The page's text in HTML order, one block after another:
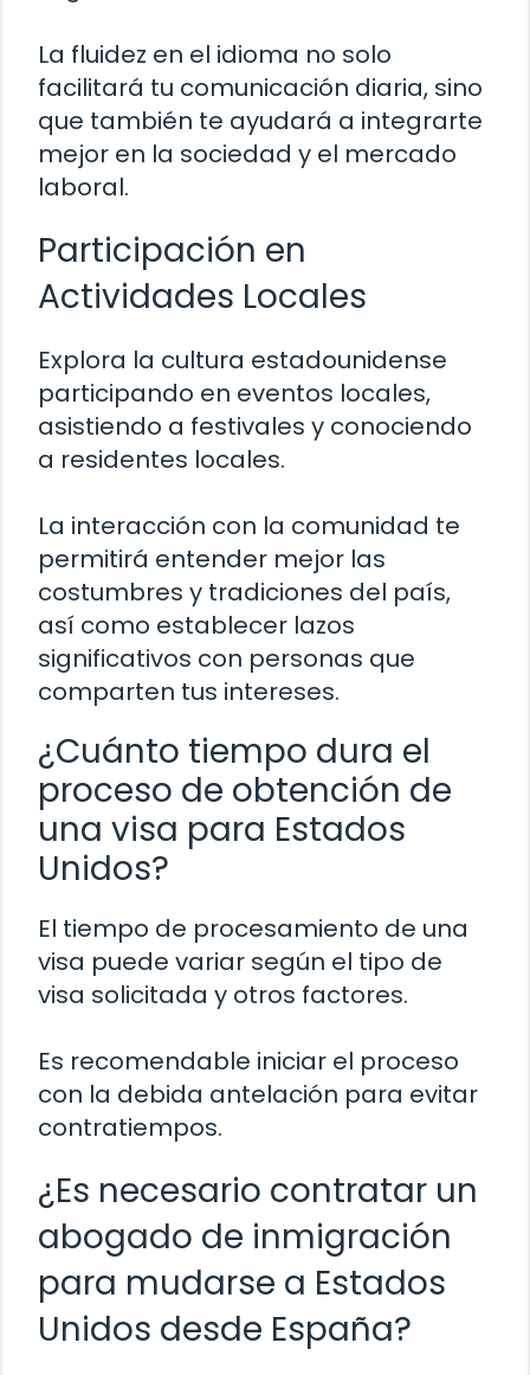
La fluidez en el idioma no solo
facilitará tu comunicación diaria, sino
que también te ayudará a integrarte
mejor en la sociedad y el mercado
laboral.
Participación en
Actividades Locales
Explora la cultura estadounidense
participando en eventos locales,
asistiendo a festivales y conociendo
a residentes locales.
La interacción con la comunidad te
permitirá entender mejor las
costumbres y tradiciones del país,
así como establecer lazos
significativos con personas que
comparten tus intereses.
¿Cuánto tiempo dura el
proceso de obtención de
una visa para Estados
Unidos?
El tiempo de procesamiento de una
visa puede variar según el tipo de
visa solicitada y otros factores.
Es recomendable iniciar el proceso
con la debida antelación para evitar
contratiempos.
¿Es necesario contratar un
abogado de inmigración
para mudarse a Estados
Unidos desde España?